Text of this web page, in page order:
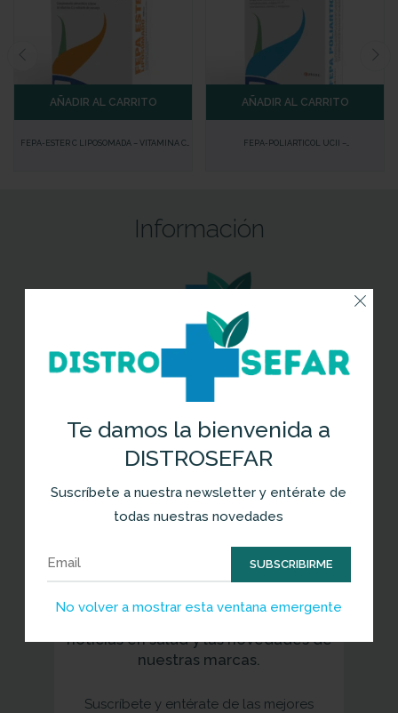
Te damos la bienvenida a
DISTROSEFAR
Suscríbete a nuestra newsletter y entérate de
todas nuestras novedades
SUBSCRIBIRME
No volver a mostrar esta ventana emergente
AÑADIR AL CARRITO
FEPA-ESTER C LIPOSOMADA – VITAMINA C
AÑADIR AL CARRITO
FEPA-POLIARTICOL UCII –
Información
Síguenos en Redes Sociales
Newsletter
Recibe en tu correo las últimas
noticias en salud y las novedades de
nuestras marcas.
Suscríbete y entérate de las mejores